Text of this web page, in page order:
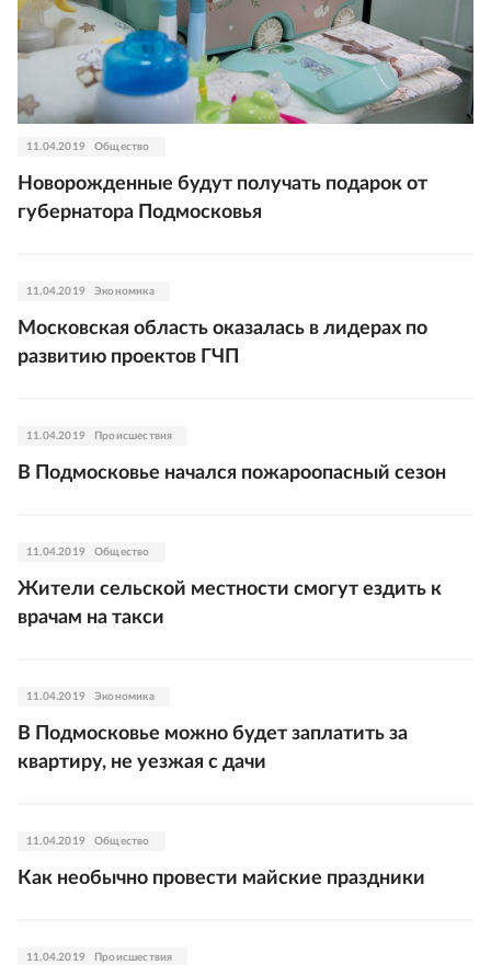
11.04.2019 Общество
Новорожденные будут получать подарок от
губернатора Подмосковья
11.04.2019 Экономика
Московская область оказалась в лидерах по
развитию проектов ГЧП
11.04.2019 Происшествия
В Подмосковье начался пожароопасный сезон
11.04.2019 Общество
Жители сельской местности смогут ездить к
врачам на такси
11.04.2019 Экономика
В Подмосковье можно будет заплатить за
квартиру, не уезжая с дачи
11.04.2019 Общество
Как необычно провести майские праздники
11.04.2019 Происшествия